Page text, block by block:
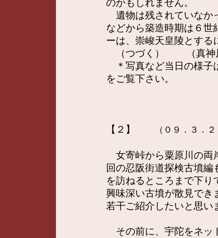
のかもしれません。
遺物は残されていなか
などから築造時期は６世
ーは、崇峻天皇陵とする
（つづく） （真神
＊写真など当日の様子
をご覧下さい。
【２】 （０９．３．
女寄峠から粟原川の両
回の忍阪街道探検古墳
を訪ねるところまで下
興味深い古墳が散見でき
若干ご紹介したいと思い
その前に、宇陀をネッ